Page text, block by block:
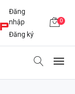
Đăng
nhập
Đăng ký
0